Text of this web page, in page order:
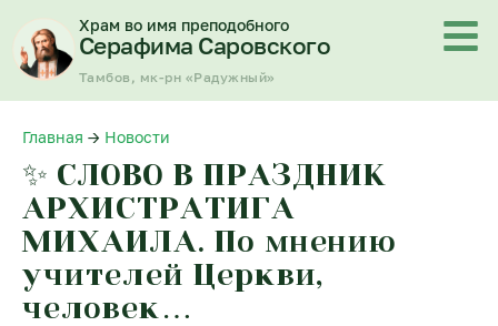
содержимому
Храм во имя преподобного
Серафима Саровского
Тамбов, мк-рн «Радужный»
Главная → Новости
✨ СЛОВО В ПРАЗДНИК
АРХИСТРАТИГА
МИХАИЛА. По мнению
учителей Церкви,
человек…